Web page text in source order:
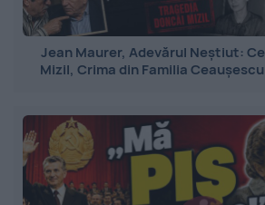
Jean Maurer, Adevărul Neștiut:
Mizil, Crima din Familia